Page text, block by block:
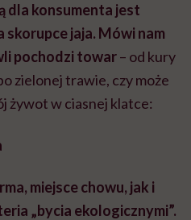
dla konsumenta jest
jaja. Mówi nam
pochodzi towar– od kury
zielonej trawie, czy może
żywot w ciasnej klatce:
miejsce chowu, jak i
„bycia ekologicznymi”.